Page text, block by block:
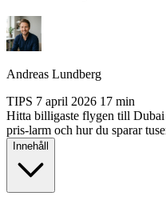
Andreas Lundberg
TIPS 7 april 2026 17 min
Hitta billigaste flygen till
pris-larm och hur du sparar
Innehåll